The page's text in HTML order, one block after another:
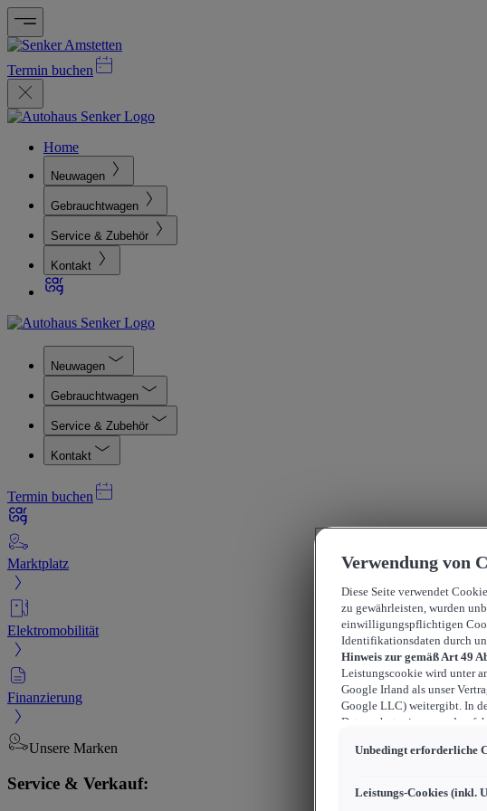
Termin buchen
Home
Neuwagen
Gebrauchtwagen
Service & Zubehör
Kontakt
Neuwagen
Gebrauchtwagen
Service & Zubehör
Kontakt
Termin buchen
Marktplatz
Elektromobilität
Finanzierung
Unsere Marken
Service & Verkauf:
Verwendung von
Diese Seite verwendet
zu gewährleisten, wurden
einwilligungspflichtigen
Identifikationsdaten durch
Hinweis zur gemäß Art 49
Leistungscookie wird unter
Google Irland als unser
Google LLC) weitergibt. In
Datenschutzniveau und es
durchsetzen können, in den
können, wobei Eingriffe in
Sollten Sie
Unbedingt erforderliche
Leistungs-Cookies (inkl.